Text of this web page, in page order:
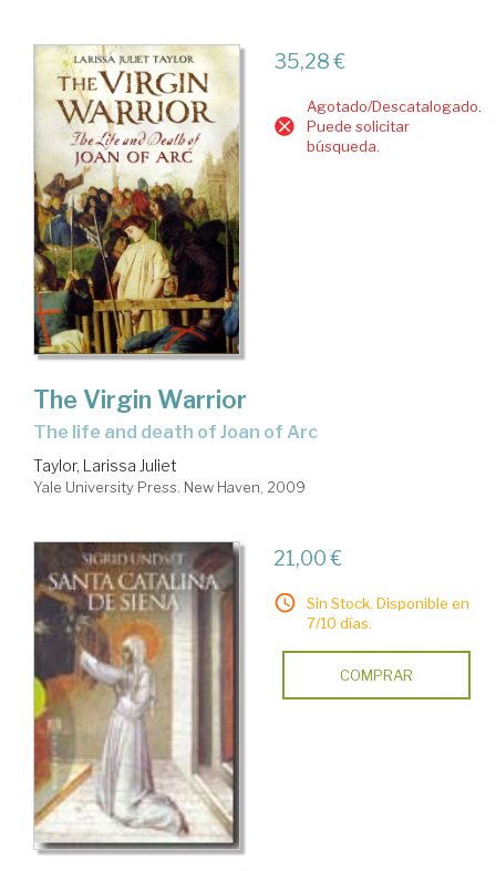
35,28 €
Agotado/Descatalogado.
Puede solicitar
búsqueda.
The Virgin Warrior
the life and death of Joan of Arc
Taylor, Larissa Juliet
Yale University Press. New Haven, 2009
21,00 €
Sin Stock. Disponible en
7/10 días.
COMPRAR